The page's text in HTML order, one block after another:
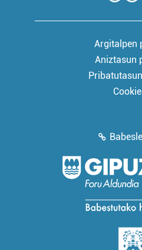
Argitalpen
Aniztasun